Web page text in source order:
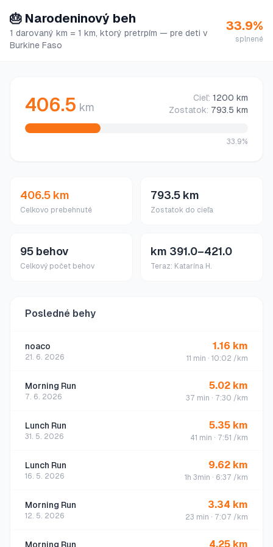
🎂 Narodeninový beh
1 darovaný km = 1 km, ktorý pretrpím — pre deti v
Burkine Faso
33.9%
splnené
406.5 km
Cieľ: 1200 km
Zostatok: 793.5 km
33.9%
406.5 km
Celkovo prebehnuté
793.5 km
Zostatok do cieľa
95 behov
Celkový počet behov
km 391.0–421.0
Teraz: Katarína H.
Posledné behy
noaco
21. 6. 2026
1.16 km
11 min · 10:02 /km
Morning Run
7. 6. 2026
5.02 km
37 min · 7:30 /km
Lunch Run
31. 5. 2026
5.35 km
41 min · 7:51 /km
Lunch Run
16. 5. 2026
9.62 km
1h 3min · 6:37 /km
Morning Run
12. 5. 2026
3.34 km
23 min · 7:07 /km
Morning Run 4.25 km